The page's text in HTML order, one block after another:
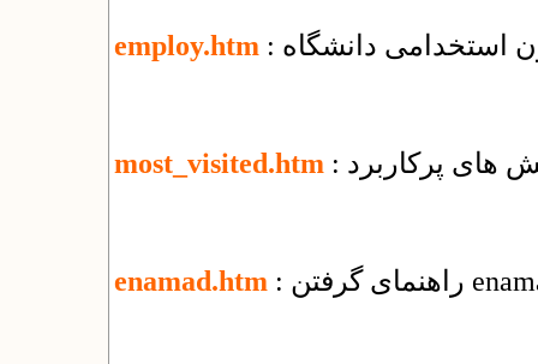
employ.htm استخدامی دانشگاه
most_visited.htm های پرکاربرد
enamad.htm